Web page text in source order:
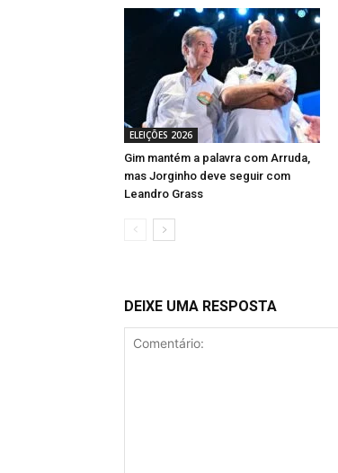
ELEIÇÕES 2026
Gim mantém a palavra com Arruda,
mas Jorginho deve seguir com
Leandro Grass
DEIXE UMA RESPOSTA